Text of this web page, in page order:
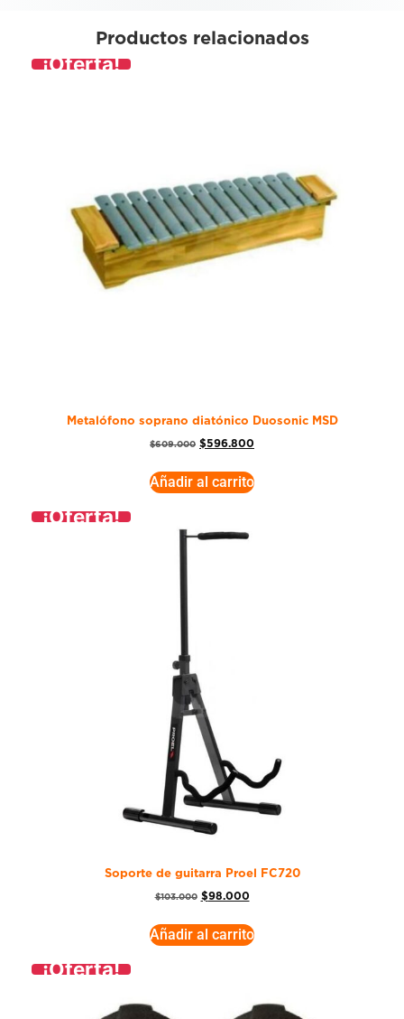
Productos relacionados
¡Oferta!
Metalófono soprano diatónico Duosonic MSD
$609.000 $596.800
Añadir al carrito
¡Oferta!
Soporte de guitarra Proel FC720
$103.000 $98.000
Añadir al carrito
¡Oferta!